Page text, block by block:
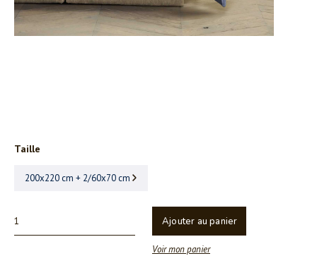
Taille
200x220 cm + 2/60x70 cm
Ajouter au panier
Voir mon panier